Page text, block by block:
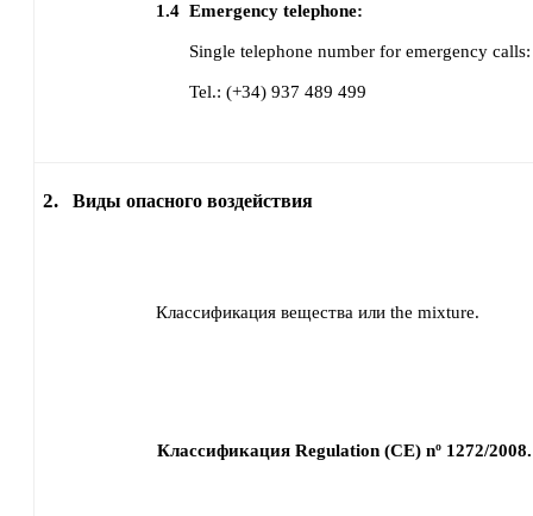
1.4 Emergency telephone:
Single telephone number for emergency
Tel.: (+34) 937 489 499
2. Виды опасного воздействия
Классификация вещества или the mixture.
Классификация Regulation (CE) nº 1272/2008.